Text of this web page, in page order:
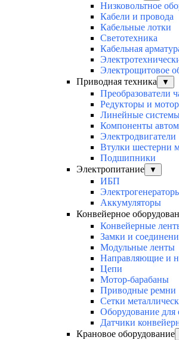
Низковольтное
Кабели и провода
Кабельные лотки
Светотехника
Кабельная
Электрощитовое
Приводная техника
▼
Преобразователи
Редукторы и
Линейные
Компоненты
Электродвигатели
Втулки шестерни
Подшипники
Электропитание
▼
ИБП
Аккумуляторы
Конвейерное
Конвейерные
Замки и
Модульные ленты
Направляющие и
Цепи
Мотор-барабаны
Приводные ремни
Сетки
Оборудование для
Датчики
Крановое оборудование